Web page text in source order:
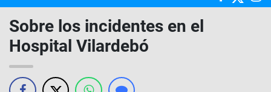
Sobre los incidentes en el
Hospital Vilardebó